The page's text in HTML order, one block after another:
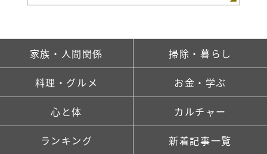
家族・人間関係 掃除・暮らし
料理・グルメ お金・学ぶ
心と体 カルチャー
ランキング 新着記事一覧